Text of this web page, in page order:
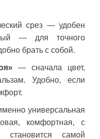
срез — удобен
— для точного
брать с собой.
— сначала цвет,
Удобно, если
универсальная
комфортная, с
самой